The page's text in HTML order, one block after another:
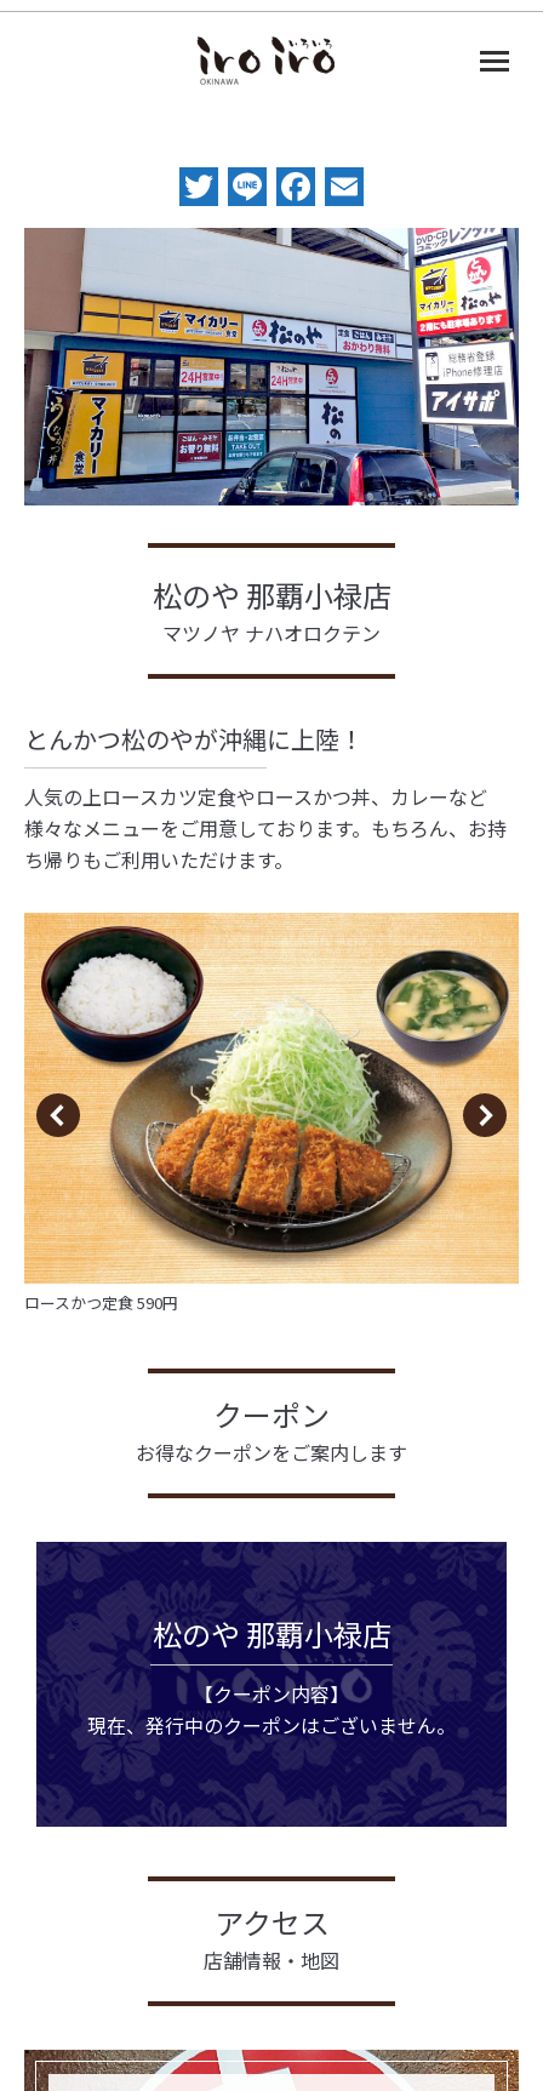
Twitter
LineFacebook
松のや 那覇小禄店
マツノヤ ナハオロクテン
とんかつ松のやが沖縄に上陸！
人気の上ロースカツ定食やロースかつ丼、カレーなど
様々なメニューをご用意しております。もちろん、お持
ち帰りもご利用いただけます。
ロースかつ定食 590円
クーポン
お得なクーポンをご案内します
松のや 那覇小禄店
【クーポン内容】
現在、発行中のクーポンはございません。
アクセス
店舗情報・地図